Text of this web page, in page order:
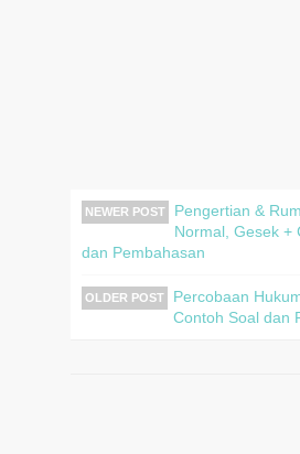
NEWER POST
Pengertian &
Normal, Gesek +
dan Pembahasan
OLDER POST
Percobaan
Contoh Soal dan